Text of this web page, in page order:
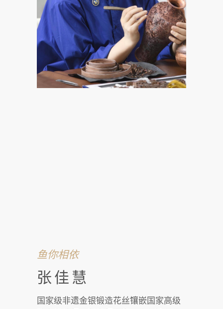
鱼你相依
张佳慧
国家级非遗金银锻造花丝镶嵌国家高级